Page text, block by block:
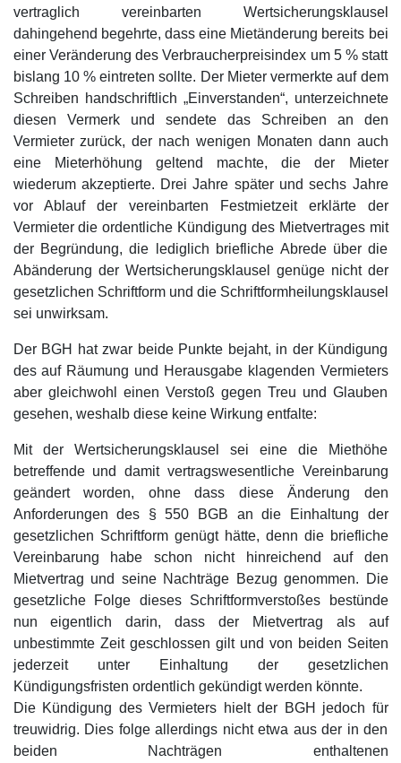
vertraglich vereinbarten Wertsicherungsklausel
dahingehend begehrte, dass eine Mietänderung bereits bei
einer Veränderung des Verbraucherpreisindex um 5 % statt
bislang 10 % eintreten sollte. Der Mieter vermerkte auf dem
Schreiben handschriftlich „Einverstanden“, unterzeichnete
diesen Vermerk und sendete das Schreiben an den
Vermieter zurück, der nach wenigen Monaten dann auch
eine Mieterhöhung geltend machte, die der Mieter
wiederum akzeptierte. Drei Jahre später und sechs Jahre
vor Ablauf der vereinbarten Festmietzeit erklärte der
Vermieter die ordentliche Kündigung des Mietvertrages mit
der Begründung, die lediglich briefliche Abrede über die
Abänderung der Wertsicherungsklausel genüge nicht der
gesetzlichen Schriftform und die Schriftformheilungsklausel
sei unwirksam.
Der BGH hat zwar beide Punkte bejaht, in der Kündigung
des auf Räumung und Herausgabe klagenden Vermieters
aber gleichwohl einen Verstoß gegen Treu und Glauben
gesehen, weshalb diese keine Wirkung entfalte:
Mit der Wertsicherungsklausel sei eine die Miethöhe
betreffende und damit vertragswesentliche Vereinbarung
geändert worden, ohne dass diese Änderung den
Anforderungen des § 550 BGB an die Einhaltung der
gesetzlichen Schriftform genügt hätte, denn die briefliche
Vereinbarung habe schon nicht hinreichend auf den
Mietvertrag und seine Nachträge Bezug genommen. Die
gesetzliche Folge dieses Schriftformverstoßes bestünde
nun eigentlich darin, dass der Mietvertrag als auf
unbestimmte Zeit geschlossen gilt und von beiden Seiten
jederzeit unter Einhaltung der gesetzlichen
Kündigungsfristen ordentlich gekündigt werden könnte.
Die Kündigung des Vermieters hielt der BGH jedoch für
treuwidrig. Dies folge allerdings nicht etwa aus der in den
beiden Nachträgen enthaltenen